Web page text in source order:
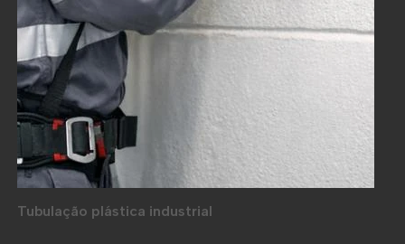
Tubulação plástica industrial